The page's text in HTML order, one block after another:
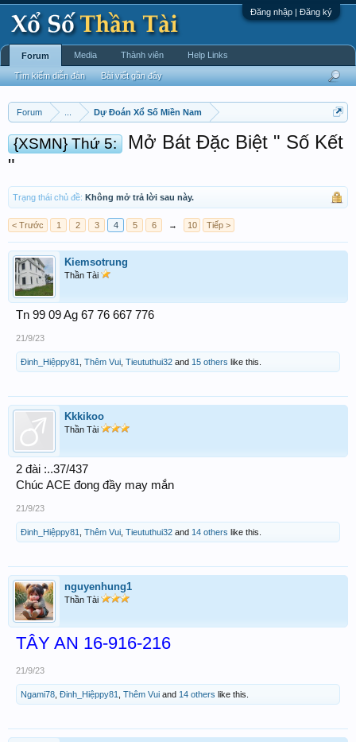
Đăng nhập | Đăng ký
Forum Dự Đoán Xổ Số Miền Nam
{XSMN} Thứ 5:
Mở Bát Đặc Biệt " Số Kết
"
Trạng thái chủ đề: Không mở trả lời sau này.
< Trước 1 2 3 4 5 6 → 10 Tiếp >
Kiemsotrung
Thần Tài
Tn 99 09 Ag 67 76 667 776
21/9/23
Đinh_Hiệppy81 Thêm Vui Tieututhui32 and 15 others like this.
Kkkikoo
Thần Tài
2 đài :..37/437
Chúc ACE đong đầy may mắn
21/9/23
Đinh_Hiệppy81 Thêm Vui Tieututhui32 and 14 others like this.
nguyenhung1
Thần Tài
TÂY AN 16-916-216
21/9/23
Ngami78 Đinh_Hiệppy81 Thêm Vui and 14 others like this.
Forum
Tìm kiếm diễn đàn Bài viết gần đây
Media Thành viên Help Links